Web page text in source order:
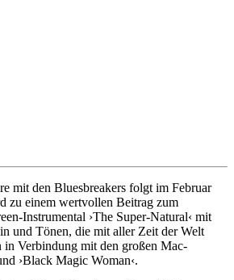
mit den Bluesbreakers folgt im Februar
zu einem wertvollen Beitrag zum
Instrumental ›The Super-Natural‹ mit
und Tönen, die mit aller Zeit der Welt
in Verbindung mit den großen Mac-
›Black Magic Woman‹.